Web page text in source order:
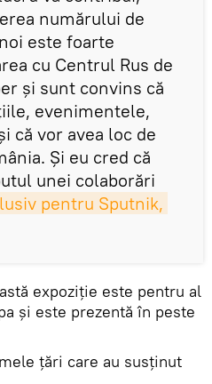
numărului de
este foarte
cu Centrul Rus de
și sunt convins că
evenimentele,
că vor avea loc de
Și eu cred că
unei colaborări
pentru Sputnik,
expoziție este pentru al
și este prezentă în peste
țări care au susținut